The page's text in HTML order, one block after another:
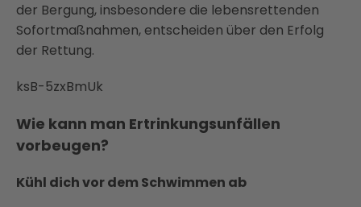
der Bergung, insbesondere die lebensrettenden
Sofortmaßnahmen, entscheiden über den Erfolg
der Rettung.
ksB-5zxBmUk
Wie kann man Ertrinkungsunfällen
vorbeugen?
Kühl dich vor dem Schwimmen ab